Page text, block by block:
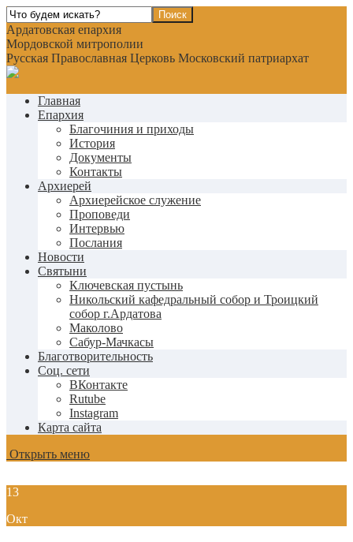
Ардатовская епархия
Мордовской митрополии
Русская Православная Церковь Московский патриархат
Главная
Епархия
Благочиния и приходы
История
Документы
Контакты
Архиерей
Архиерейское служение
Проповеди
Интервью
Послания
Новости
Святыни
Ключевская пустынь
Никольский кафедральный собор и Троицкий
собор г.Ардатова
Маколово
Сабур-Мачкасы
Благотворительность
Соц. сети
ВКонтакте
Rutube
Instagram
Карта сайта
Открыть меню
13
Окт